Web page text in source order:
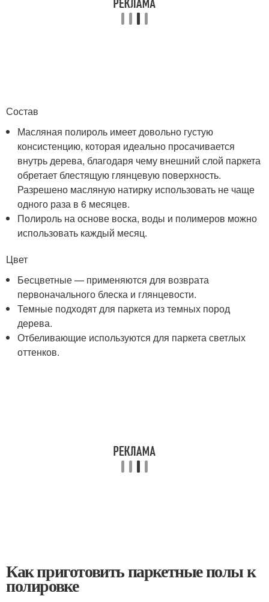
Состав
Масляная полироль имеет довольно густую
консистенцию, которая идеально просачивается
внутрь дерева, благодаря чему внешний слой паркета
обретает блестящую глянцевую поверхность.
Разрешено масляную натирку использовать не чаще
одного раза в 6 месяцев.
Полироль на основе воска, воды и полимеров можно
использовать каждый месяц.
Цвет
Бесцветные — применяются для возврата
первоначального блеска и глянцевости.
Темные подходят для паркета из темных пород
дерева.
Отбеливающие используются для паркета светлых
оттенков.
Как приготовить паркетные полы к
полировке